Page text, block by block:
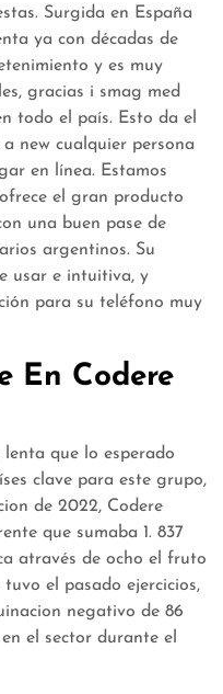
Surgida en España
ya con décadas de
y es muy
gracias i smag med
todo el país. Esto da el
new cualquier persona
en línea. Estamos
el gran producto
una buen pase de
argentinos. Su
usar e intuitiva, y
para su teléfono muy
En Codere
lenta que lo esperado
clave para este grupo,
de 2022, Codere
que sumaba 1. 837
através de ocho el fruto
el pasado ejercicios,
negativo de 86
el sector durante el